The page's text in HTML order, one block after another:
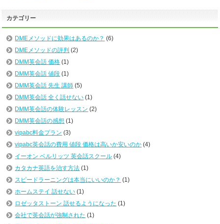
カテゴリー
DMEメソッドに効果はあるのか？ (6)
DMEメソッドの評判 (2)
DMM英会話 価格 (1)
DMM英会話 値段 (1)
DMM英会話 先生 講師 (5)
DMM英会話 全く話せない (1)
DMM英会話の体験レッスン (2)
DMM英会話の感想 (1)
vipabc料金プラン (3)
vipabc英会話の費用 値段 価格は高いか安いのか (4)
イーオン ベルリッツ 英会話スクール (4)
カタカナ英語を治す方法 (1)
スピードラーニングは本当にいいのか？ (1)
ホームステイ 話せない (1)
ロゼッタストーン 話せるようになった (1)
会社で英会話が強制された (1)